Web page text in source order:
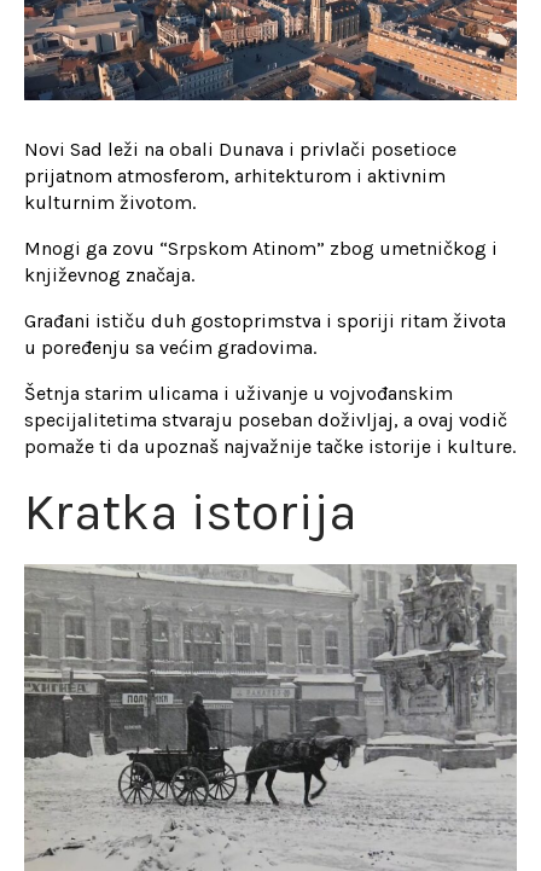
Novi Sad leži na obali Dunava i privlači posetioce
prijatnom atmosferom, arhitekturom i aktivnim
kulturnim životom.
Mnogi ga zovu “Srpskom Atinom” zbog umetničkog i
književnog značaja.
Građani ističu duh gostoprimstva i sporiji ritam života
u poređenju sa većim gradovima.
Šetnja starim ulicama i uživanje u vojvođanskim
specijalitetima stvaraju poseban doživljaj, a ovaj vodič
pomaže ti da upoznaš najvažnije tačke istorije i kulture.
Kratka istorija